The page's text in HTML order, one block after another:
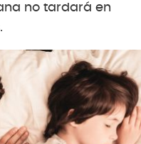
no tardará en